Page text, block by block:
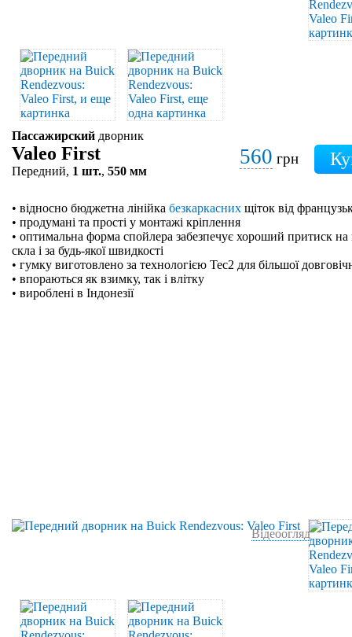
Пассажирский дворник
Valeo First
Передний, 1 шт., 550 мм
560 грн
• відносно бюджетна лінійка безкаркасних щіток від
• продумані та прості у монтажі кріплення
• оптимальна форма спойлера забезпечує хороший притиск на
скла і за будь-якої швидкості
• гумку виготовлено за технологією Tec2 для більшої
• впораються як взимку, так і влітку
• вироблені в Індонезії
Відеоогляд